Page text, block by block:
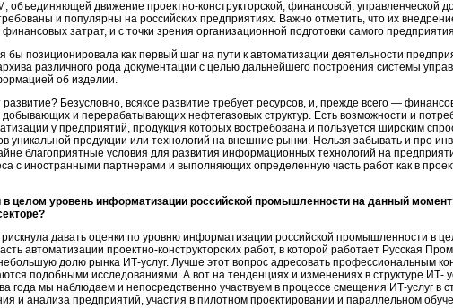
объединяющей движение проектно-конструкторской, финансовой, управленческой
и популярны на российских предприятиях. Важно отметить, что их
затрат, и с точки зрения организационной подготовки самого
бы позиционировала как первый шаг на пути к автоматизации деятельности
различного рода документации с целью дальнейшего построения системы
об изделии.
Безусловно, всякое развитие требует ресурсов, и, прежде всего —
и перерабатывающих нефтегазовых структур. Есть возможности и
у предприятий, продукция которых востребована и пользуется широким
уникальной продукции или технологий на внешние рынки. Нельзя забывать и про
благоприятные условия для развития информационных технологий на
с иностранными партнерами и выполняющих определенную часть работ как в
целом уровень информатизации российской промышленности на данный
давать оценки по уровню информатизации российской промышленности в
автоматизации проектно-конструкторских работ, в которой работает Русская
долю рынка ИТ-услуг. Лучше этот вопрос адресовать профессиональным
подобными исследованиями. А вот на тенденциях и изменениях в структуре ИТ-
года мы наблюдаем и непосредственно участвуем в процессе смещения ИТ-услуг в
и анализа предприятий, участия в пилотном проектировании и параллельном